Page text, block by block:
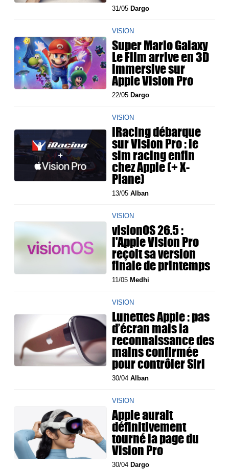
31/05 Dargo
VISION
Super Mario Galaxy
Le Film arrive en 3D
immersive sur
Apple Vision Pro
22/05 Dargo
VISION
iRacing débarque
sur Vision Pro : le
sim racing enfin
chez Apple (+ X-
Plane)
13/05Alban
VISION
visionOS 26.5 :
l'Apple Vision Pro
reçoit sa version
finale de printemps
11/05 Medhi
VISION
Lunettes Apple : pas
d’écran mais la
reconnaissance des
mains confirmée
pour contrôler Siri
30/04Alban
VISION
Apple aurait
définitivement
tourné la page du
Vision Pro
30/04 Dargo